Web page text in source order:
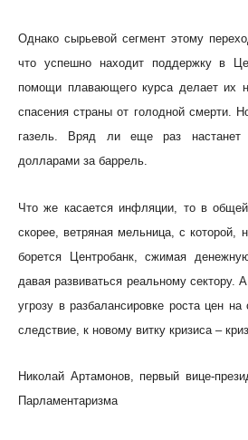
Однако сырьевой сегмент этому
что успешно находит поддержку в
помощи плавающего курса делает их
спасения страны от голодной смерти.
газель. Вряд ли еще раз
долларами за баррель.
Что же касается инфляции, то в
скорее, ветряная мельница, с которой,
борется Центробанк, сжимая
давая развиваться реальному сектору.
угрозу в разбалансировке роста цен
следствие, к новому витку кризиса –
Николай Артамонов, первый вице-
Парламентаризма